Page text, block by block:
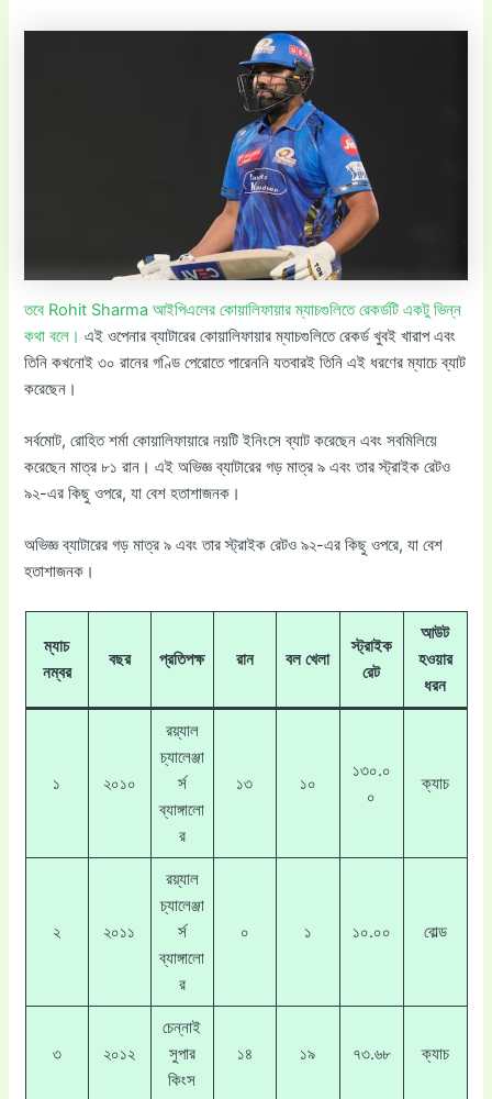
তবে Rohit Sharma আইপিএলের কোয়ালিফায়ার ম্যাচগুলিতে রেকর্ডটি একটু ভিন্ন
কথা বলে। এই ওপেনার ব্যাটারের কোয়ালিফায়ার ম্যাচগুলিতে রেকর্ড খুবই খারাপ এবং
তিনি কখনোই ৩০ রানের গণ্ডি পেরোতে পারেননি যতবারই তিনি এই ধরণের ম্যাচে ব্যাট
করেছেন।
সর্বমোট, রোহিত শর্মা কোয়ালিফায়ারে নয়টি ইনিংসে ব্যাট করেছেন এবং সবমিলিয়ে
করেছেন মাত্র ৮১ রান। এই অভিজ্ঞ ব্যাটারের গড় মাত্র ৯ এবং তার স্ট্রাইক রেটও
৯২-এর কিছু ওপরে, যা বেশ হতাশাজনক।
অভিজ্ঞ ব্যাটারের গড় মাত্র ৯ এবং তার স্ট্রাইক রেটও ৯২-এর কিছু ওপরে, যা বেশ
হতাশাজনক।
ম্যাচ
নম্বর
বছর প্রতিপক্ষ রান বল খেলা
স্ট্রাইক
রেট
আউট
হওয়ার
ধরন
১ ২০১০
রয়্যাল
চ্যালেঞ্জা
র্স
ব্যাঙ্গালো
র
১৩ ১০
১৩০.০
০
ক্যাচ
২ ২০১১
রয়্যাল
চ্যালেঞ্জা
র্স
ব্যাঙ্গালো
র
০ ১ ১০.০০ বোল্ড
৩ ২০১২
চেন্নাই
সুপার
কিংস
১৪ ১৯ ৭৩.৬৮ ক্যাচ